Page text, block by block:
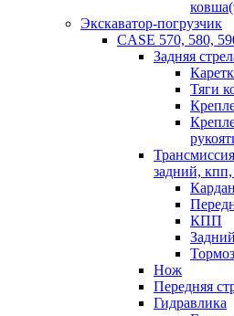
Экскаватор-погрузчик
CASE 570, 580,
Задняя
Тяги
задний, кпп,
КПП
Нож
Передняя
Гидравлика